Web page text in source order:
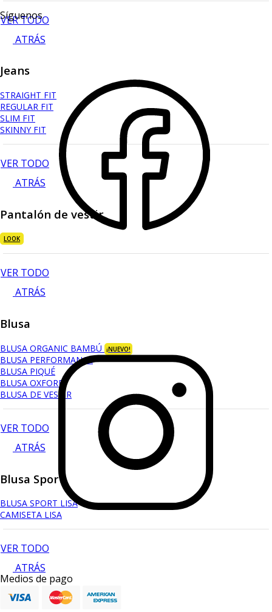
VER TODO
ATRÁS
Jeans
STRAIGHT FIT
REGULAR FIT
SLIM FIT
SKINNY FIT
VER TODO
ATRÁS
Pantalón de vestir
LOOK
VER TODO
ATRÁS
Blusa
BLUSA ORGANIC BAMBÚ ¡NUEVO!
BLUSA PERFORMANCE
BLUSA PIQUÉ
BLUSA OXFORD
BLUSA DE VESTIR
VER TODO
ATRÁS
Blusa Sport
BLUSA SPORT LISA
CAMISETA LISA
VER TODO
ATRÁS
Síguenos
Medios de pago